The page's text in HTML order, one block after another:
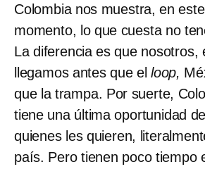
Colombia nos muestra, en
momento, lo que cuesta no
La diferencia es que nosotros,
llegamos antes que elloop,
que la trampa. Por suerte,
tiene una última oportunidad
quienes les quieren,
país. Pero tienen poco tiempo